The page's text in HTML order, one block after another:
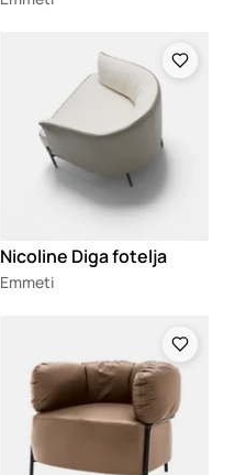
Nicoline Diga fotelja
Emmeti